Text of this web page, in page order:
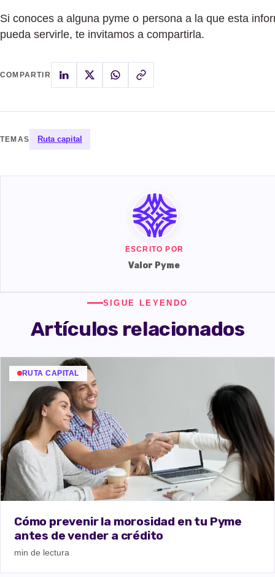
Si conoces a alguna pyme o persona a la que esta
pueda servirle, te invitamos a compartirla.
COMPARTIR
TEMAS Ruta capital
ESCRITO POR
Valor Pyme
SIGUE LEYENDO
Artículos relacionados
RUTA CAPITAL
Cómo prevenir la morosidad en tu Pyme
antes de vender a crédito
min de lectura